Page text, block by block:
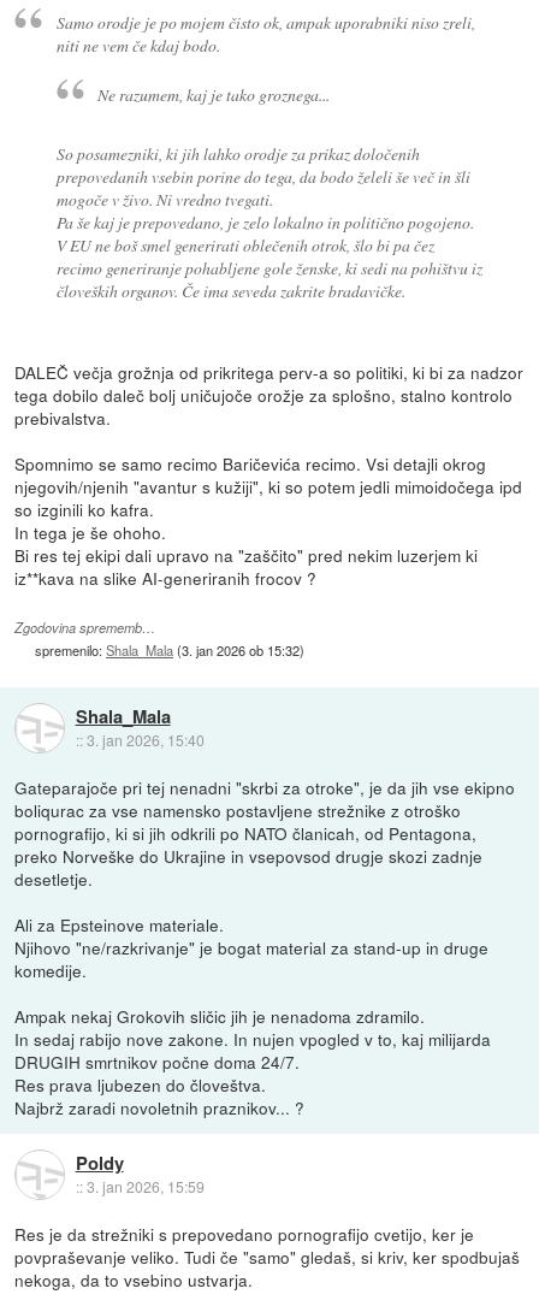
Samo orodje je po mojem čisto ok, ampak uporabniki niso zreli,
niti ne vem če kdaj bodo.
Ne razumem, kaj je tako groznega...
So posamezniki, ki jih lahko orodje za prikaz določenih
prepovedanih vsebin porine do tega, da bodo želeli še več in šli
mogoče v živo. Ni vredno tvegati.
Pa še kaj je prepovedano, je zelo lokalno in politično pogojeno.
V EU ne boš smel generirati oblečenih otrok, šlo bi pa čez
recimo generiranje pohabljene gole ženske, ki sedi na pohištvu iz
človeških organov. Če ima seveda zakrite bradavičke.
DALEČ večja grožnja od prikritega perv-a so politiki, ki bi za nadzor
tega dobilo daleč bolj uničujoče orožje za splošno, stalno kontrolo
prebivalstva.
Spomnimo se samo recimo Baričevića recimo. Vsi detajli okrog
njegovih/njenih "avantur s kužiji", ki so potem jedli mimoidočega ipd
so izginili ko kafra.
In tega je še ohoho.
Bi res tej ekipi dali upravo na "zaščito" pred nekim luzerjem ki
iz**kava na slike AI-generiranih frocov ?
Zgodovina sprememb…
spremenilo:Shala_Mala(3. jan 2026 ob 15:32)
Shala_Mala
::3. jan 2026, 15:40
Gateparajoče pri tej nenadni "skrbi za otroke", je da jih vse ekipno
boliqurac za vse namensko postavljene strežnike z otroško
pornografijo, ki si jih odkrili po NATO članicah, od Pentagona,
preko Norveške do Ukrajine in vsepovsod drugje skozi zadnje
desetletje.
Ali za Epsteinove materiale.
Njihovo "ne/razkrivanje" je bogat material za stand-up in druge
komedije.
Ampak nekaj Grokovih sličic jih je nenadoma zdramilo.
In sedaj rabijo nove zakone. In nujen vpogled v to, kaj milijarda
DRUGIH smrtnikov počne doma 24/7.
Res prava ljubezen do človeštva.
Najbrž zaradi novoletnih praznikov... ?
Poldy
::3. jan 2026, 15:59
Res je da strežniki s prepovedano pornografijo cvetijo, ker je
povpraševanje veliko. Tudi če "samo" gledaš, si kriv, ker spodbujaš
nekoga, da to vsebino ustvarja.